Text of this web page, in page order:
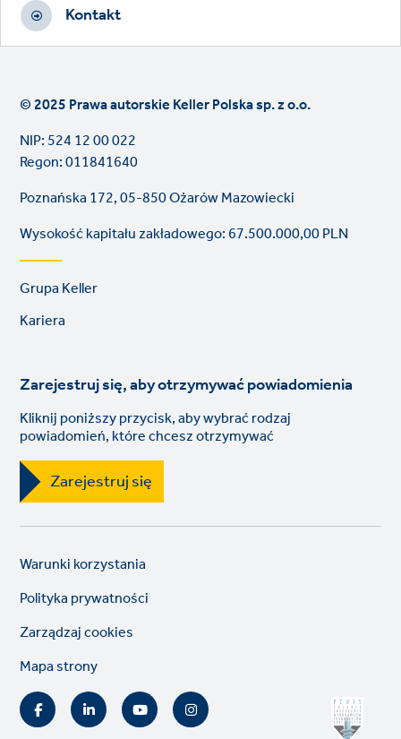
Kontakt
© 2025 Prawa autorskie Keller Polska sp. z o.o.
NIP: 524 12 00 022
Regon: 011841640
Poznańska 172, 05-850 Ożarów Mazowiecki
Wysokość kapitału zakładowego: 67.500.000,00 PLN
Footer
links
Grupa Keller
Kariera
Zarejestruj się, aby otrzymywać powiadomienia
Kliknij poniższy przycisk, aby wybrać rodzaj
powiadomień, które chcesz otrzymywać
Zarejestruj się
Legal
links
Warunki korzystania
Polityka prywatności
Zarządzaj cookies
Mapa strony